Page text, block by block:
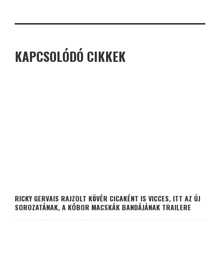
KAPCSOLÓDÓ CIKKEK
RICKY GERVAIS RAJZOLT KÖVÉR CICAKÉNT IS VICCES, ITT AZ ÚJ
SOROZATÁNAK, A KÓBOR MACSKÁK BANDÁJÁNAK TRAILERE